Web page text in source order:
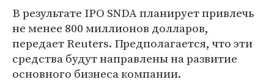
В результате IPO SNDA планирует привлечь
не менее 800 миллионов долларов,
передает Reuters. Предполагается, что эти
средства будут направлены на развитие
основного бизнеса компании.